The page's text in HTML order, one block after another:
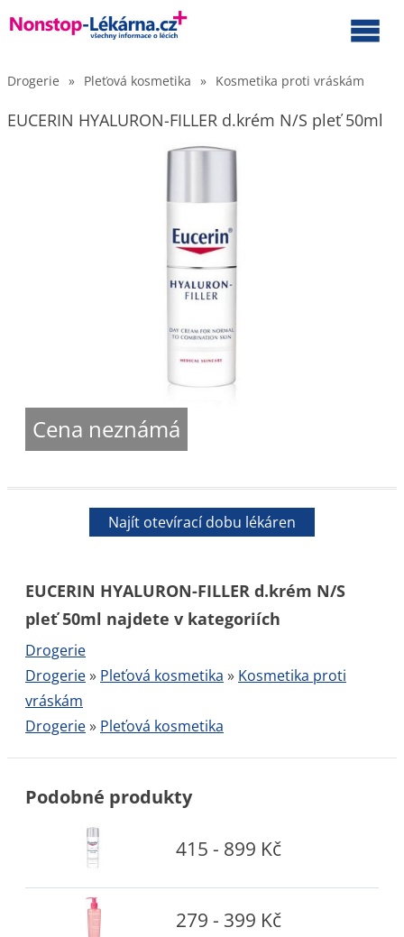
Drogerie » Pleťová kosmetika » Kosmetika proti vráskám
EUCERIN HYALURON-FILLER d.krém N/S pleť 50ml
Cena neznámá
Najít otevírací dobu lékáren
EUCERIN HYALURON-FILLER d.krém N/S
pleť 50ml najdete v kategoriích
Drogerie
Drogerie» Pleťová kosmetika » Kosmetika proti
vráskám
Drogerie» Pleťová kosmetika
Podobné produkty
415 - 899 Kč
279 - 399 Kč